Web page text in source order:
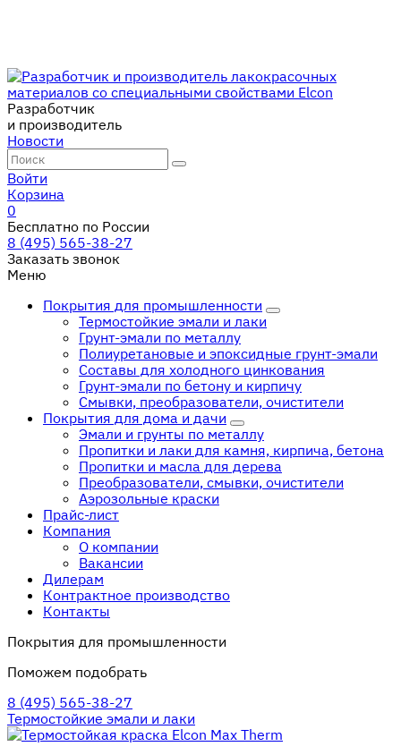
Разработчик
и производитель
Новости
Войти
Корзина
0
Бесплатно по России
8 (495) 565-38-27
Заказать звонок
Меню
Покрытия для промышленности
Термостойкие эмали и лаки
Грунт-эмали по металлу
Полиуретановые и эпоксидные грунт-эмали
Составы для холодного цинкования
Грунт-эмали по бетону и кирпичу
Смывки, преобразователи, очистители
Покрытия для дома и дачи
Эмали и грунты по металлу
Пропитки и лаки для камня, кирпича, бетона
Пропитки и масла для дерева
Преобразователи, смывки, очистители
Аэрозольные краски
Прайс-лист
Компания
О компании
Вакансии
Дилерам
Контрактное производство
Контакты
Покрытия для промышленности
Поможем подобрать
8 (495) 565-38-27
Термостойкие эмали и лаки